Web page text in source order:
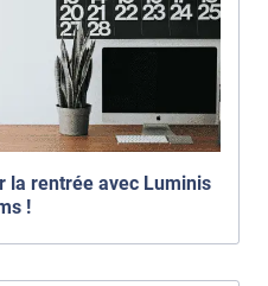
la rentrée avec Luminis
!